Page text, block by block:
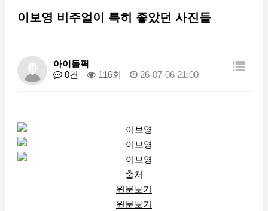
이보영 비주얼이 특히 좋았던 사진들
아이돌픽
0건
116회 26-07-06 21:00
출처
원문보기
원문보기